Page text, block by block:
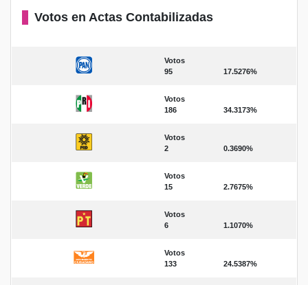
Votos en Actas Contabilizadas
Votos
95
17.5276%
Votos
186
34.3173%
Votos
2
0.3690%
Votos
15
2.7675%
Votos
6
1.1070%
Votos
133
24.5387%